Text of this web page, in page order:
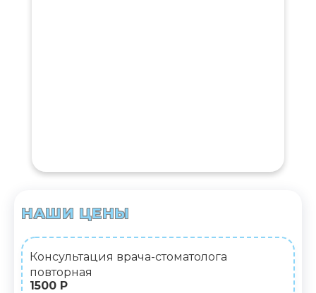
НАШИ ЦЕНЫ
Консультация врача-стоматолога
повторная
1500 Р